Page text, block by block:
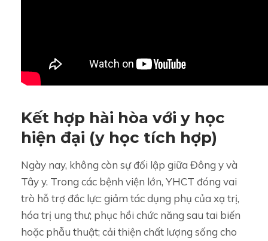
Kết hợp hài hòa với y học
hiện đại (y học tích hợp)
Ngày nay, không còn sự đối lập giữa Đông y và
Tây y. Trong các bệnh viện lớn, YHCT đóng vai
trò hỗ trợ đắc lực: giảm tác dụng phụ của xạ trị,
hóa trị ung thư; phục hồi chức năng sau tai biến
hoặc phẫu thuật; cải thiện chất lượng sống cho